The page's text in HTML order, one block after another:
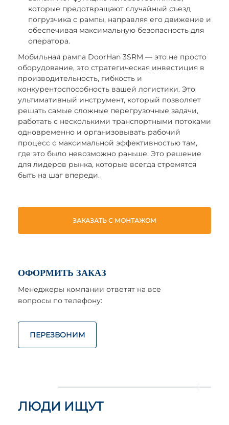
которые предотвращают случайный съезд
погрузчика с рампы, направляя его движение и
обеспечивая максимальную безопасность для
оператора.
Мобильная рампа DoorHan 3SRM — это не просто
оборудование, это стратегическая инвестиция в
производительность, гибкость и
конкурентоспособность вашей логистики. Это
ультимативный инструмент, который позволяет
решать самые сложные перегрузочные задачи,
работать с несколькими транспортными потоками
одновременно и организовывать рабочий
процесс с максимальной эффективностью там,
где это было невозможно раньше. Это решение
для лидеров рынка, которые всегда стремятся
быть на шаг впереди.
ЗАКАЗАТЬ С МОНТАЖОМ
ОФОРМИТЬ ЗАКАЗ
Менеджеры компании ответят на все
вопросы по телефону:
ПЕРЕЗВОНИМ
ЛЮДИ ИЩУТ